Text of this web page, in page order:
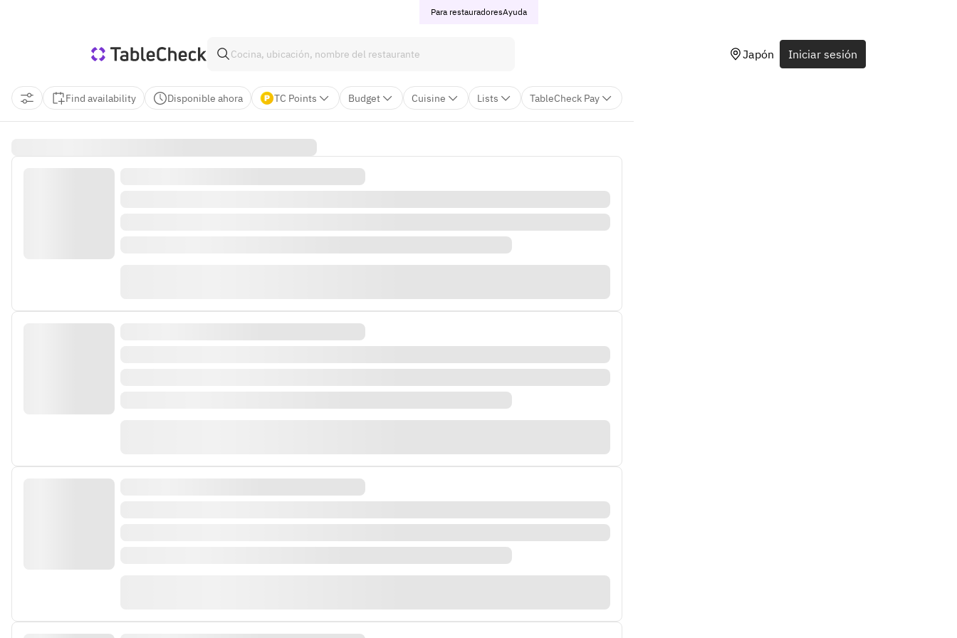
Para restauradoresAyuda
Japón Iniciar sesión
Find availability Disponible ahora TC Points Budget Cuisine Lists TableCheck Pay